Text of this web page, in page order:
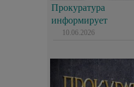
Прокуратура
информирует
10.06.2026